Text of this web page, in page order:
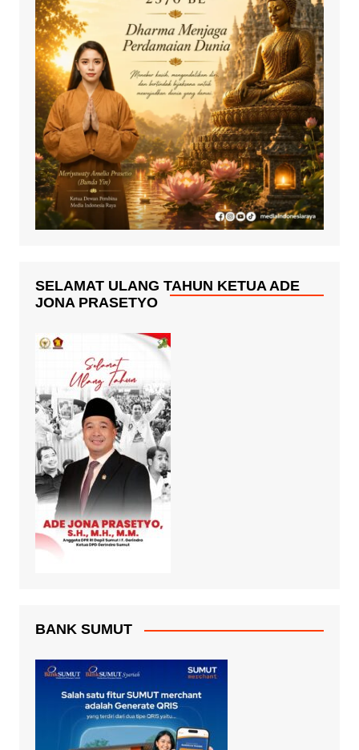
SELAMAT ULANG TAHUN KETUA ADE
JONA PRASETYO
BANK SUMUT